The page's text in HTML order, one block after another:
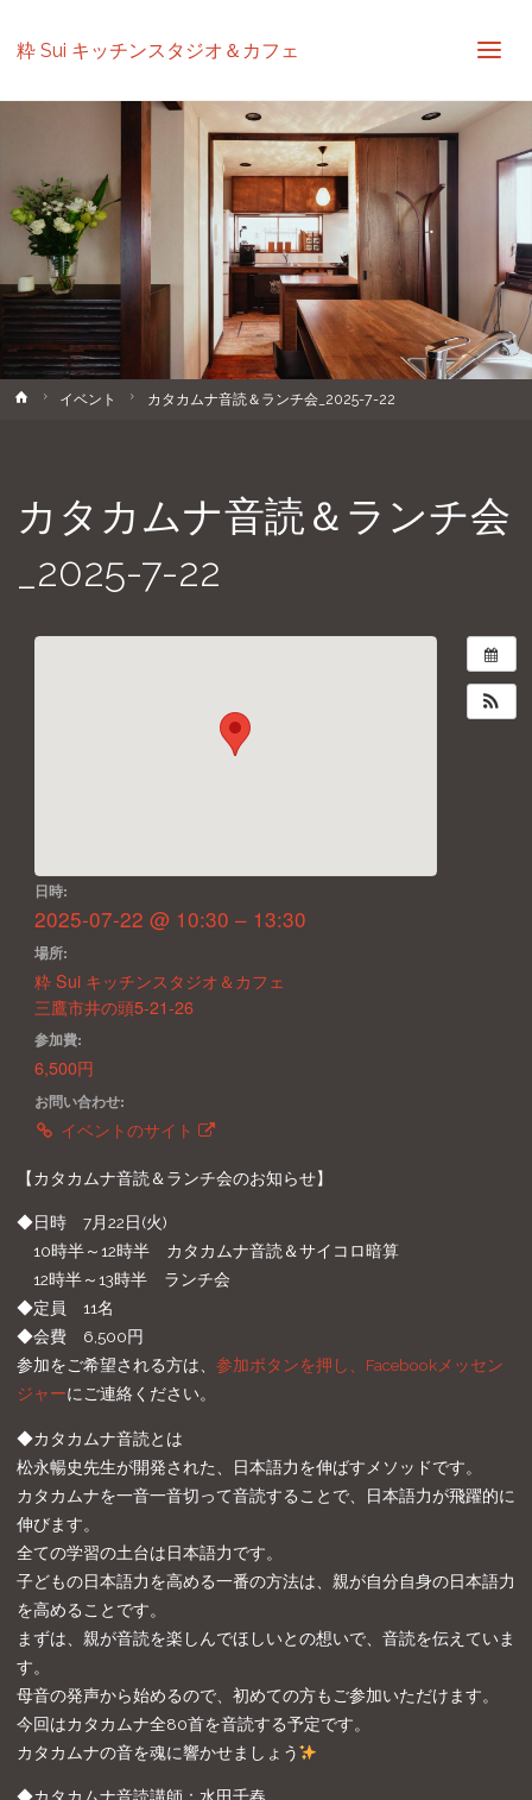
粋 Sui キッチンスタジオ＆カフェ
ホ
イベント カタカムナ音読＆ランチ会_2025-7-22
カタカムナ音読＆ランチ会
_2025-7-22
日時:
2025-07-22 @ 10:30 – 13:30
場所:
粋 Sui キッチンスタジオ＆カフェ
三鷹市井の頭5-21-26
参加費:
6,500円
お問い合わせ:
イベントのサイト
【カタカムナ音読＆ランチ会のお知らせ】
◆日時 7月22日(火)
10時半～12時半 カタカムナ音読＆サイコロ暗算
12時半～13時半 ランチ会
◆定員 11名
◆会費 6,500円
参加をご希望される方は、 参加ボタンを押し、Facebookメッセン
ジャーにご連絡ください。
◆カタカムナ音読とは
松永暢史先生が開発された、日本語力を伸ばすメソッドです。
カタカムナを一音一音切って音読することで、日本語力が飛躍的に
伸びます。
全ての学習の土台は日本語力です。
子どもの日本語力を高める一番の方法は、親が自分自身の日本語力
を高めることです。
まずは、親が音読を楽しんでほしいとの想いで、音読を伝えていま
す。
母音の発声から始めるので、初めての方もご参加いただけます。
今回はカタカムナ全80首を音読する予定です。
カタカムナの音を魂に響かせましょう